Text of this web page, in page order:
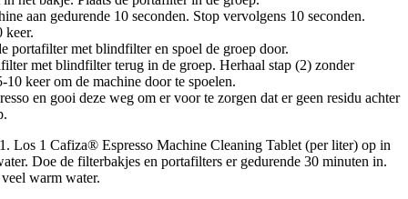
aan gedurende 10 seconden. Stop vervolgens 10 seconden.
keer.
portafilter met blindfilter en spoel de groep door.
met blindfilter terug in de groep. Herhaal stap (2) zonder
keer om de machine door te spoelen.
en gooi deze weg om er voor te zorgen dat er geen residu achter
Los 1 Cafiza® Espresso Machine Cleaning Tablet (per liter) op in
Doe de filterbakjes en portafilters er gedurende 30 minuten in.
warm water.